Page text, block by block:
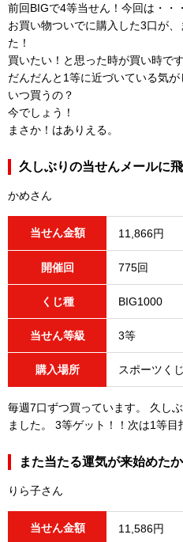
前回BIGで4等当せん！今回は・・
お買い物ついでに購入した3口が
た！
買いたい！と思った時が買い時です
だんだんと1等に近づいている気が
いつ買うの？
今でしょう！
まさか！はありえる。
久しぶりの当せんメールに
かめさん
当せん金額 11,866円
開催回 775回
くじ種 BIG1000
当せん等級 3等
購入場所 スポーツく
毎週7口ずつ買っています。 久し
ました。 3等ゲット！！次は1等目
また当たる運気が来始めた
りら子さん
当せん金額 11,586円